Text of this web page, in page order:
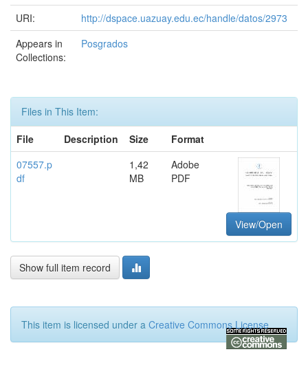
URI:
http://dspace.uazuay.edu.ec/handle/datos/2973
Appears in
Collections:
Posgrados
Files in This Item:
File
Description Size
Format
07557.p
df
1,42
MB
Adobe
PDF
View/Open
Show full item record
This item is licensed under a Creative Commons License